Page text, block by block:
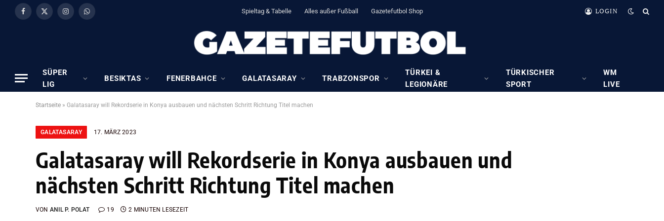
Facebook
X
InstagramWhatsApp Spieltag & Tabelle Alles außer Fußball Gazetefutbol Shop LOGIN
SÜPER
LIG
BESIKTAS FENERBAHCE GALATASARAY TRABZONSPOR
TÜRKEI &
LEGIONÄRE
TÜRKISCHER
SPORT
WM
LIVE
Startseite » Galatasaray will Rekordserie in Konya ausbauen und nächsten Schritt Richtung Titel machen
GALATASARAY 17. MÄRZ 2023
Galatasaray will Rekordserie in Konya ausbauen und
nächsten Schritt Richtung Titel machen
VON ANIL P. POLAT 19 2 MINUTEN LESEZEIT